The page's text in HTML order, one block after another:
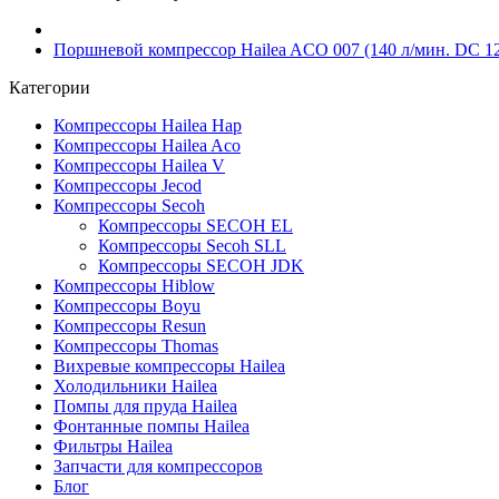
Поршневой компрессор Hailea ACO 007 (140 л/мин. DC
Категории
Компрессоры Hailea Hap
Компрессоры Hailea Aco
Компрессоры Hailea V
Компрессоры Jecod
Компрессоры Secoh
Компрессоры SECOH EL
Компрессоры Secoh SLL
Компрессоры SECOH JDK
Компрессоры Hiblow
Компрессоры Boyu
Компрессоры Resun
Компрессоры Thomas
Вихревые компрессоры Hailea
Холодильники Hailea
Помпы для пруда Hailea
Фонтанные помпы Hailea
Фильтры Hailea
Запчасти для компрессоров
Блог